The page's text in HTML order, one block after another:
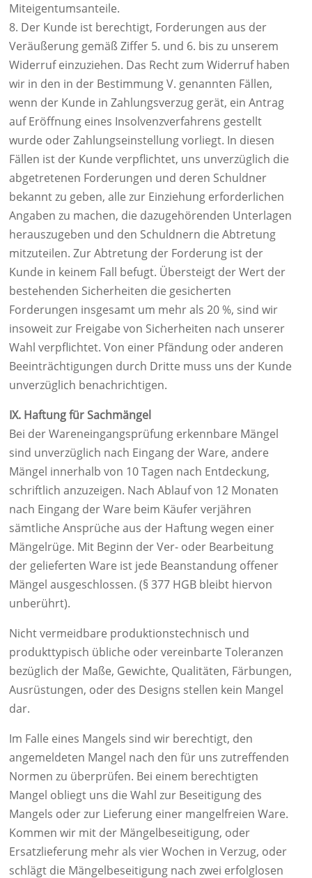
Miteigentumsanteile.
8. Der Kunde ist berechtigt, Forderungen aus der
Veräußerung gemäß Ziffer 5. und 6. bis zu unserem
Widerruf einzuziehen. Das Recht zum Widerruf haben
wir in den in der Bestimmung V. genannten Fällen,
wenn der Kunde in Zahlungsverzug gerät, ein Antrag
auf Eröffnung eines Insolvenzverfahrens gestellt
wurde oder Zahlungseinstellung vorliegt. In diesen
Fällen ist der Kunde verpflichtet, uns unverzüglich die
abgetretenen Forderungen und deren Schuldner
bekannt zu geben, alle zur Einziehung erforderlichen
Angaben zu machen, die dazugehörenden Unterlagen
herauszugeben und den Schuldnern die Abtretung
mitzuteilen. Zur Abtretung der Forderung ist der
Kunde in keinem Fall befugt. Übersteigt der Wert der
bestehenden Sicherheiten die gesicherten
Forderungen insgesamt um mehr als 20 %, sind wir
insoweit zur Freigabe von Sicherheiten nach unserer
Wahl verpflichtet. Von einer Pfändung oder anderen
Beeinträchtigungen durch Dritte muss uns der Kunde
unverzüglich benachrichtigen.
IX. Haftung für Sachmängel
Bei der Wareneingangsprüfung erkennbare Mängel
sind unverzüglich nach Eingang der Ware, andere
Mängel innerhalb von 10 Tagen nach Entdeckung,
schriftlich anzuzeigen. Nach Ablauf von 12 Monaten
nach Eingang der Ware beim Käufer verjähren
sämtliche Ansprüche aus der Haftung wegen einer
Mängelrüge. Mit Beginn der Ver- oder Bearbeitung
der gelieferten Ware ist jede Beanstandung offener
Mängel ausgeschlossen. (§ 377 HGB bleibt hiervon
unberührt).
Nicht vermeidbare produktionstechnisch und
produkttypisch übliche oder vereinbarte Toleranzen
bezüglich der Maße, Gewichte, Qualitäten, Färbungen,
Ausrüstungen, oder des Designs stellen kein Mangel
dar.
Im Falle eines Mangels sind wir berechtigt, den
angemeldeten Mangel nach den für uns zutreffenden
Normen zu überprüfen. Bei einem berechtigten
Mangel obliegt uns die Wahl zur Beseitigung des
Mangels oder zur Lieferung einer mangelfreien Ware.
Kommen wir mit der Mängelbeseitigung, oder
Ersatzlieferung mehr als vier Wochen in Verzug, oder
schlägt die Mängelbeseitigung nach zwei erfolglosen